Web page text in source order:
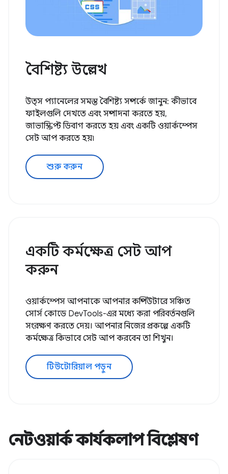
বৈশিষ্ট্য উল্লেখ
উত্স প্যানেলের সমস্ত বৈশিষ্ট্য সম্পর্কে জানুন: কীভাবে
ফাইলগুলি দেখতে এবং সম্পাদনা করতে হয়,
জাভাস্ক্রিপ্ট ডিবাগ করতে হয় এবং একটি ওয়ার্কস্পেস
সেট আপ করতে হয়৷
শুরু করুন
একটি কর্মক্ষেত্র সেট আপ
করুন
ওয়ার্কস্পেস আপনাকে আপনার কম্পিউটারে সঞ্চিত
সোর্স কোডে DevTools-এর মধ্যে করা পরিবর্তনগুলি
সংরক্ষণ করতে দেয়। আপনার নিজের প্রকল্পে একটি
কর্মক্ষেত্র কিভাবে সেট আপ করবেন তা শিখুন।
টিউটোরিয়াল পড়ুন
নেটওয়ার্ক কার্যকলাপ বিশ্লেষণ